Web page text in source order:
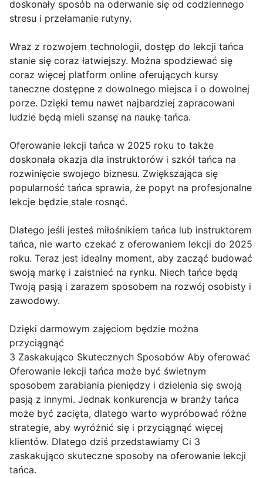
doskonały sposób na oderwanie się od codziennego
stresu i przełamanie rutyny.
Wraz z rozwojem technologii, dostęp do lekcji tańca
stanie się coraz łatwiejszy. Można spodziewać się
coraz więcej platform online oferujących kursy
taneczne dostępne z dowolnego miejsca i o dowolnej
porze. Dzięki temu nawet najbardziej zapracowani
ludzie będą mieli szansę na naukę tańca.
Oferowanie lekcji tańca w 2025 roku to także
doskonała okazja dla instruktorów i szkół tańca na
rozwinięcie swojego biznesu. Zwiększająca się
popularność tańca sprawia, że popyt na profesjonalne
lekcje będzie stale rosnąć.
Dlatego jeśli jesteś miłośnikiem tańca lub instruktorem
tańca, nie warto czekać z oferowaniem lekcji do 2025
roku. Teraz jest idealny moment, aby zacząć budować
swoją markę i zaistnieć na rynku. Niech tańce będą
Twoją pasją i zarazem sposobem na rozwój osobisty i
zawodowy.
Dzięki darmowym zajęciom będzie można
przyciągnąć
3 Zaskakująco Skutecznych Sposobów Aby oferować
Oferowanie lekcji tańca może być świetnym
sposobem zarabiania pieniędzy i dzielenia się swoją
pasją z innymi. Jednak konkurencja w branży tańca
może być zacięta, dlatego warto wypróbować różne
strategie, aby wyróżnić się i przyciągnąć więcej
klientów. Dlatego dziś przedstawiamy Ci 3
zaskakująco skuteczne sposoby na oferowanie lekcji
tańca.